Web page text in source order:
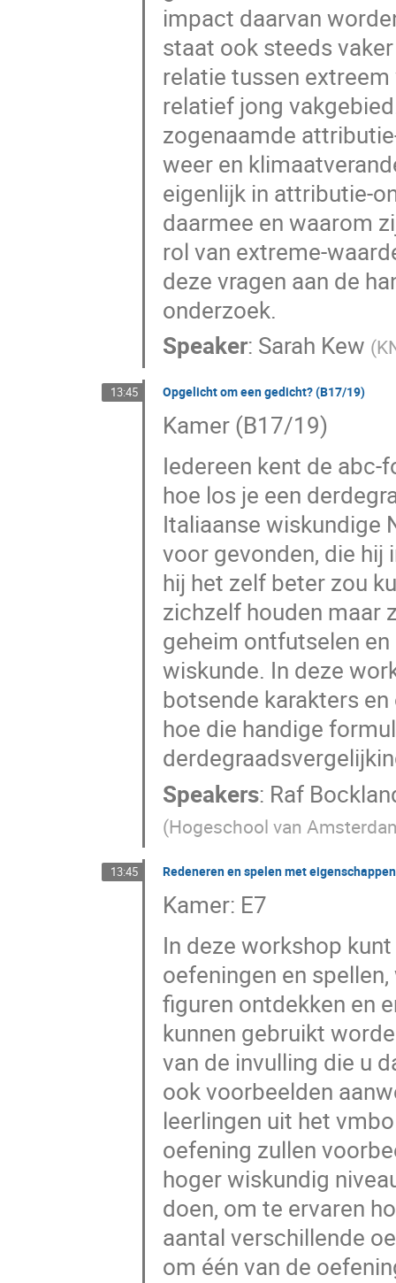
impact daarvan
staat ook steeds
relatie tussen
relatief jong
zogenaamde
weer en
eigenlijk in attributie-
daarmee en waarom
rol van extreme-
deze vragen aan de
onderzoek.
Speaker: Sarah Kew (
13:45 Opgelicht om een gedicht? (B17/19)
Kamer (B17/19)
Iedereen kent de
hoe los je een
Italiaanse wiskundige
voor gevonden, die hij
hij het zelf beter zou
zichzelf houden maar
geheim ontfutselen
wiskunde. In deze
botsende karakters
hoe die handige
Speakers: Raf
(Hogeschool van
13:45 Redeneren en spelen met
Kamer: E7
In deze workshop
oefeningen en
figuren ontdekken en
kunnen gebruikt
van de invulling die u
ook voorbeelden
leerlingen uit het
oefening zullen
hoger wiskundig
doen, om te ervaren
aantal verschillende
om één van de